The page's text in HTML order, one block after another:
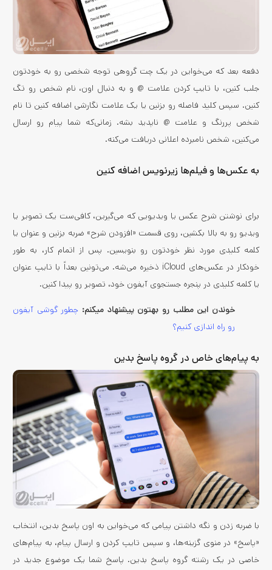
دفعه بعد که می‌خواین در یک چت گروهی توجه شخصی رو به خودتون
جلب کنین، با تایپ کردن علامت @ و به دنبال اون، نام شخص رو تگ
کنین. سپس کلید فاصله رو بزنین یا یک علامت نگارشی اضافه کنین تا نام
شخص پررنگ و علامت @ ناپدید بشه. زمانی‌که شما پیام رو ارسال
می‌کنین، شخص نامبرده اعلانی دریافت می‌کنه.
به عکس‌ها و فیلم‌ها زیرنویس اضافه کنین
برای نوشتن شرح عکس یا ویدیویی که می‌گیرین، کافی‌ست یک تصویر یا
ویدیو رو به بالا بکشین، روی قسمت «افزودن شرح» ضربه بزنین و عنوان یا
کلمه کلیدی مورد نظر خودتون رو بنویسین. پس از اتمام کار، به طور
خودکار در عکس‌های iCloud ذخیره می‌شه. می‌تونین بعداً با تایپ عنوان
یا کلمه کلیدی در پنجره جستجوی آیفون خود، تصویر رو پیدا کنین.
خوندن این مطلب رو بهتون پیشنهاد میکنم: چطور گوشی آیفون
رو راه اندازی کنیم؟
به پیام‌های خاص در گروه پاسخ بدین
با ضربه زدن و نگه داشتن پیامی که می‌خواین به اون پاسخ بدین، انتخاب
«پاسخ» در منوی گزینه‌ها، و سپس تایپ کردن و ارسال پیام، به پیام‌های
خاصی در یک رشته گروه پاسخ بدین. پاسخ شما یک موضوع جدید در